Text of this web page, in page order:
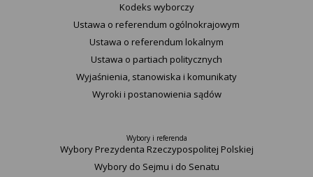
Kodeks wyborczy
Ustawa o referendum ogólnokrajowym
Ustawa o referendum lokalnym
Ustawa o partiach politycznych
Wyjaśnienia, stanowiska i komunikaty
Wyroki i postanowienia sądów
Wybory i referenda
Wybory Prezydenta Rzeczypospolitej Polskiej
Wybory do Sejmu i do Senatu